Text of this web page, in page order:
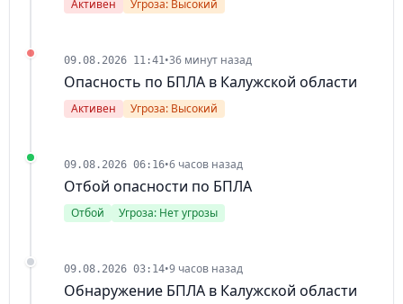
Активен Угроза: Высокий
09.08.2026 11:41•36 минут назад
Опасность по БПЛА в Калужской области
Активен Угроза: Высокий
09.08.2026 06:16•6 часов назад
Отбой опасности по БПЛА
Отбой Угроза: Нет угрозы
09.08.2026 03:14•9 часов назад
Обнаружение БПЛА в Калужской области